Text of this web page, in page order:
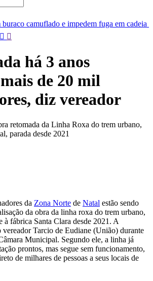
fuga em cadeia de Ceará-Mirim
há 3 anos
de 20 mil
diz vereador
retomada da Linha Roxa do trem urbano,
parada desde 2021
da Zona Norte de Natal estão sendo
da obra da linha roxa do trem urbano,
à fábrica Santa Clara desde 2021. A
Tarcio de Eudiane (União) durante
Municipal. Segundo ele, a linha já
prontos, mas segue sem funcionamento,
de milhares de pessoas a seus locais de